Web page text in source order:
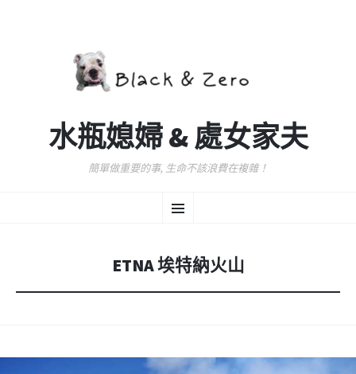
水瓶媳婦 & 處女家夫
簡單做重要的事, 生命不該浪費在複雜！
選
至
容
ETNA 埃特納火山